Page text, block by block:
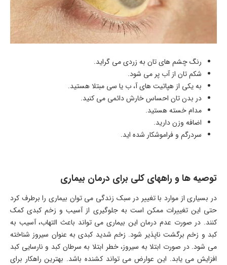
رنگ چشم های تان به زردی می گراید.
شکم تان از آب پر می شود.
به یکی از هپاتیت های آ، ب یا سی مبتلا هستید.
در بدن تان احساس خارش دائمی می کنید.
مدام خسته هستید.
اضافه وزن دارید.
سردرگم و فراموشکار شده اید.
توصیه ها و راههای کلی برای درمان بیماری
در بسیاری از موارد با تغییر در سبک زندگی می توان بیماری را برطرف کرد
حتی این تغییرات ممکن است به جلوگیری از آسیب و زخم کبدی کمک
کنند. در صورت عدم درمان این بیماری می تواند باعث التهاب، آسیب به
کبد و زخم برگشت ناپذیر شود. زخم شدید کبدی به عنوان سیروز شناخته
می شود. در صورت ابتلا به سیروز، خطر ابتلا به سرطان کبد و نارسایی کبد
افزایش می یابد. این عوارض می تواند کشنده باشد. بهترین راهکار برای